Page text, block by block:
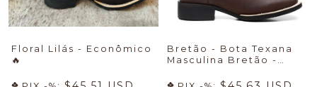
Floral Lilás - Econômico
🔥
Bretão - Bota Texana
Masculina Bretão -
Cueca🔥